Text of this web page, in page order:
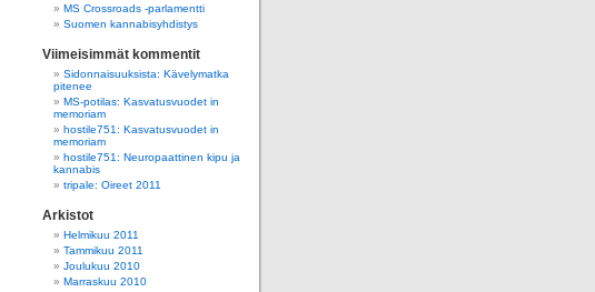
MS Crossroads -parlamentti
Suomen kannabisyhdistys
Viimeisimmät kommentit
Sidonnaisuuksista: Kävelymatka
pitenee
MS-potilas: Kasvatusvuodet in
memoriam
hostile751: Kasvatusvuodet in
memoriam
hostile751: Neuropaattinen kipu ja
kannabis
tripale: Oireet 2011
Arkistot
Helmikuu 2011
Tammikuu 2011
Joulukuu 2010
Marraskuu 2010